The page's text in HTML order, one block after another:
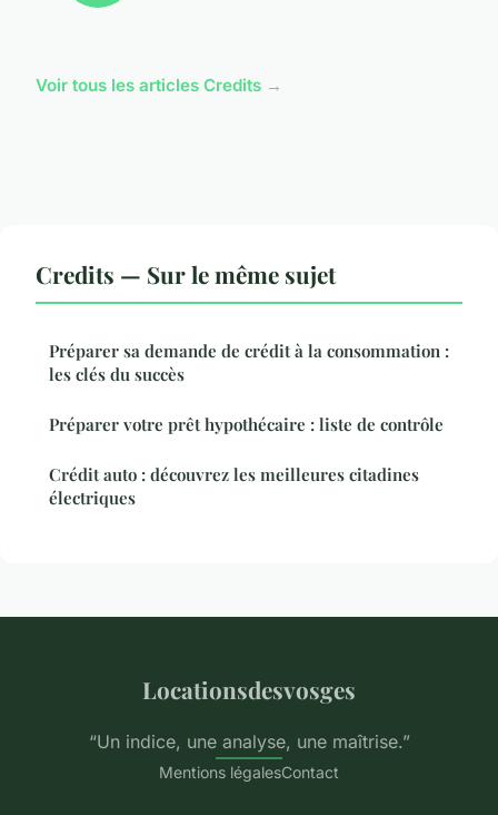
Voir tous les articles Credits →
Credits — Sur le même sujet
Préparer sa demande de crédit à la consommation :
les clés du succès
Préparer votre prêt hypothécaire : liste de contrôle
Crédit auto : découvrez les meilleures citadines
électriques
Locationsdesvosges
“Un indice, une analyse, une maîtrise.”
Mentions légalesContact